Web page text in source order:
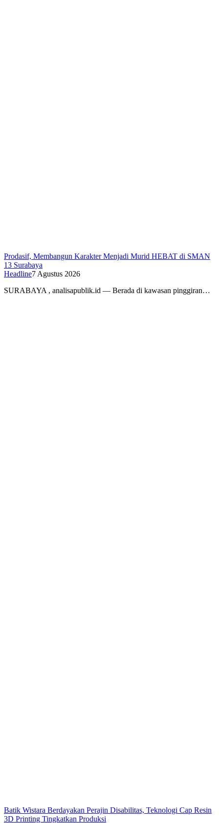
Prodasif, Membangun Karakter Menjadi Murid HEBAT di SMAN
13 Surabaya
Headline7 Agustus 2026
SURABAYA , analisapublik.id — Berada di kawasan pinggiran…
Batik Wistara Berdayakan Perajin Disabilitas, Teknologi Cap Resin
3D Printing Tingkatkan Produksi